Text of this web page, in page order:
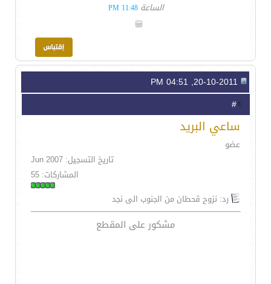
الساعة11:48 PM
4
ساعي البريد
عضو
تاريخ التسجيل: Jun 2007
المشاركات: 55
رد: نزوح قحطان من الجنوب الى نجد
مشكور على المقطع